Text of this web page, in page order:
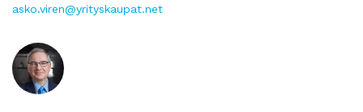
asko.viren@yrityskaupat.net